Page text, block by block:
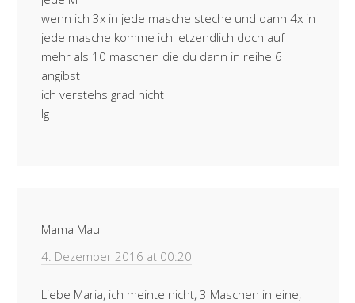
wenn ich 3x in jede masche steche und dann 4x in
jede masche komme ich letzendlich doch auf
mehr als 10 maschen die du dann in reihe 6
angibst
ich verstehs grad nicht
lg
Mama Mau
4. Dezember 2016 at 00:20
Liebe Maria, ich meinte nicht, 3 Maschen in eine,